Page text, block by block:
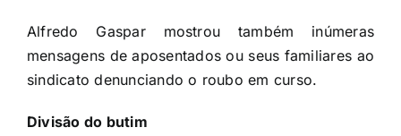
Alfredo Gaspar mostrou também inúmeras
mensagens de aposentados ou seus familiares ao
sindicato denunciando o roubo em curso.
Divisão do butim